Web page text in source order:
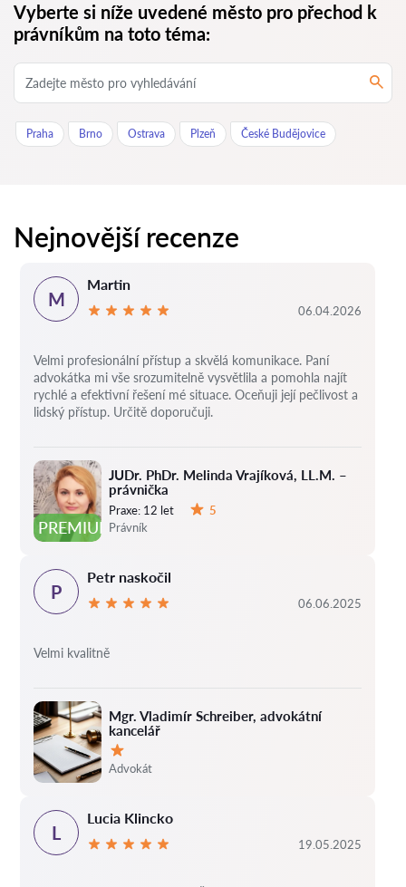
Vyberte si níže uvedené město pro přechod k
právníkům na toto téma:
Praha Brno Ostrava Plzeň České Budějovice
Nejnovější recenze
PREMIUM
JUDr. PhDr. Melinda Vrajíková, LL.M. –
právnička
Praxe: 12 let
5
Právník
M
Martin
06.04.2026
Velmi profesionální přístup a skvělá komunikace. Paní
advokátka mi vše srozumitelně vysvětlila a pomohla najít
rychlé a efektivní řešení mé situace. Oceňuji její pečlivost a
lidský přístup. Určitě doporučuji.
Mgr. Vladimír Schreiber, advokátní
kancelář
Hodnocení:
Advokát
P
Petr naskočil
06.06.2025
Velmi kvalitně
L
Lucia Klincko
19.05.2025